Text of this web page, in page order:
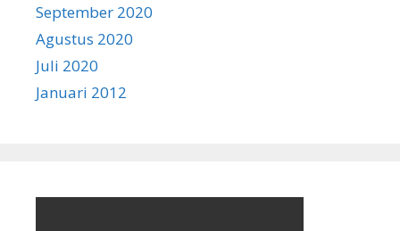
September 2020
Agustus 2020
Juli 2020
Januari 2012